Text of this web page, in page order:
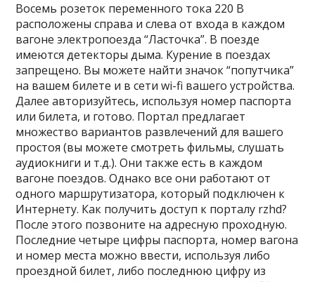
Восемь розеток переменного тока 220 В
расположены справа и слева от входа в каждом
вагоне электропоезда “Ласточка”. В поезде
имеются детекторы дыма. Курение в поездах
запрещено. Вы можете найти значок “попутчика”
на вашем билете и в сети wi-fi вашего устройства.
Далее авторизуйтесь, используя номер паспорта
или билета, и готово. Портал предлагает
множество вариантов развлечений для вашего
простоя (вы можете смотреть фильмы, слушать
аудиокниги и т.д.). Они также есть в каждом
вагоне поездов. Однако все они работают от
одного маршрутизатора, который подключен к
Интернету. Как получить доступ к порталу rzhd?
После этого позвоните на адресную проходную.
Последние четыре цифры паспорта, номер вагона
и номер места можно ввести, используя либо
проездной билет, либо последнюю цифру из